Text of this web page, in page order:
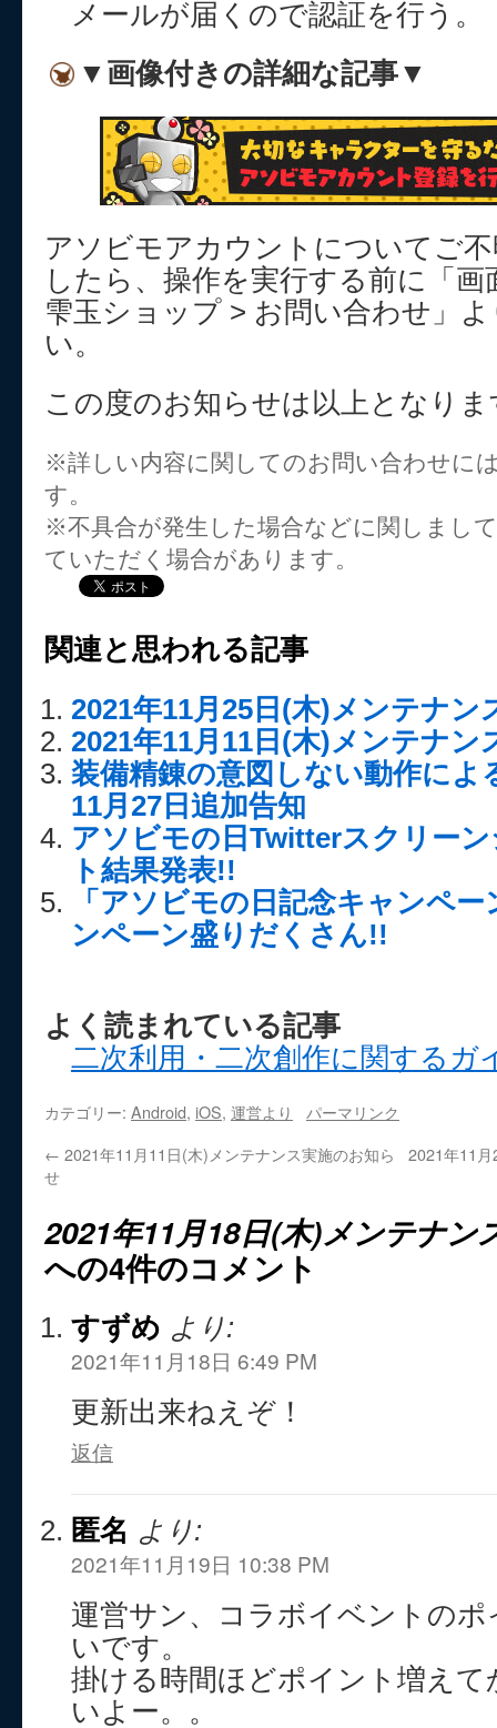
メールが届くので認証を行う。
▼画像付きの詳細な記事▼
アソビモアカウントについてご
したら、操作を実行する前に「画
雫玉ショップ > お問い合わせ」
い。
この度のお知らせは以上となりま
※詳しい内容に関してのお問い合わせに
す。
※不具合が発生した場合などに関しまし
ていただく場合があります。
関連と思われる記事
2021年11月25日(木)メンテナン
2021年11月11日(木)メンテナン
装備精錬の意図しない動作によ
11月27日追加告知
アソビモの日Twitterスクリー
ト結果発表!!
「アソビモの日記念キャンペ
ンペーン盛りだくさん!!
よく読まれている記事
二次利用・二次創作に関するガ
カテゴリー: Android, iOS, 運営より
パーマリンク
← 2021年11月11日(木)メンテナンス実施のお知ら
せ
2021年11
2021年11月18日(木)メンテナン
への4件のコメント
すずめ より:
2021年11月18日 6:49 PM
更新出来ねえぞ！
返信
匿名 より:
2021年11月19日 10:38 PM
運営サン、コラボイベントの
いです。
掛ける時間ほどポイント増え
いよー。。